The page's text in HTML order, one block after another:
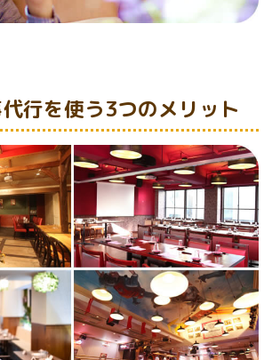
行を使う3つのメリット